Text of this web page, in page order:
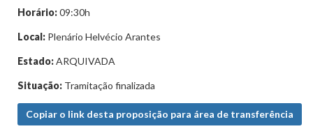
Horário:09:30h
Local: Plenário Helvécio Arantes
Estado:ARQUIVADA
Situação: Tramitação finalizada
Copiar o link desta proposição para área de transferência